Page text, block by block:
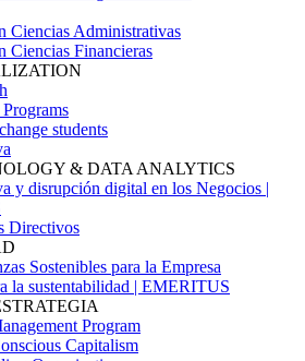
Ciencias Administrativas
Ciencias Financieras
students
& DATA ANALYTICS
y disrupción digital en los Negocios |
Directivos
Sostenibles para la Empresa
la sustentabilidad | EMERITUS
Program
Capitalism